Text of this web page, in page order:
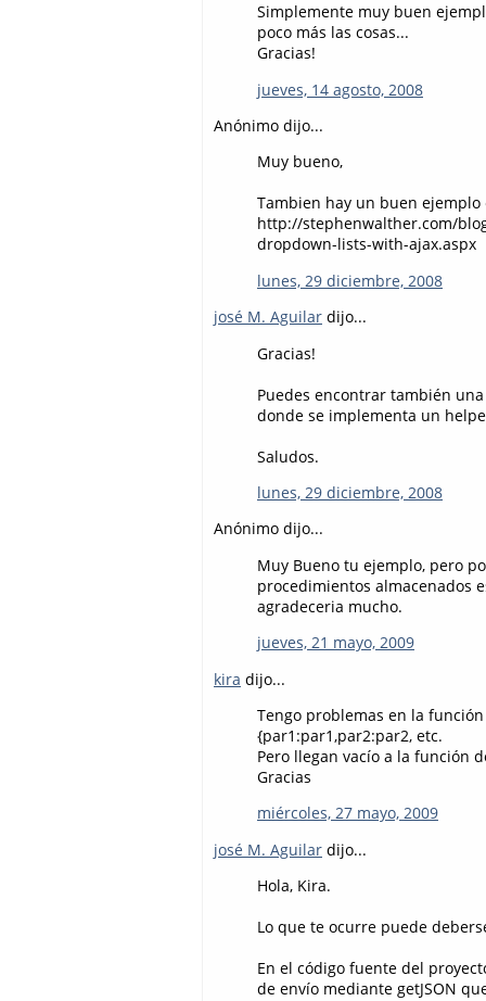
Simplemente muy buen
poco más las cosas...
Gracias!
jueves, 14 agosto, 2008
Anónimo dijo...
Muy bueno,
Tambien hay un buen ejemplo
http://stephenwalther.com/
dropdown-lists-with-ajax.aspx
lunes, 29 diciembre, 2008
josé M. Aguilar dijo...
Gracias!
Puedes encontrar también
donde se implementa un
Saludos.
lunes, 29 diciembre, 2008
Anónimo dijo...
Muy Bueno tu ejemplo, pero
procedimientos almacenados
agradeceria mucho.
jueves, 21 mayo, 2009
kira dijo...
Tengo problemas en la
{par1:par1,par2:par2, etc.
Pero llegan vacío a la función
Gracias
miércoles, 27 mayo, 2009
josé M. Aguilar dijo...
Hola, Kira.
Lo que te ocurre puede
En el código fuente del
de envío mediante getJSON